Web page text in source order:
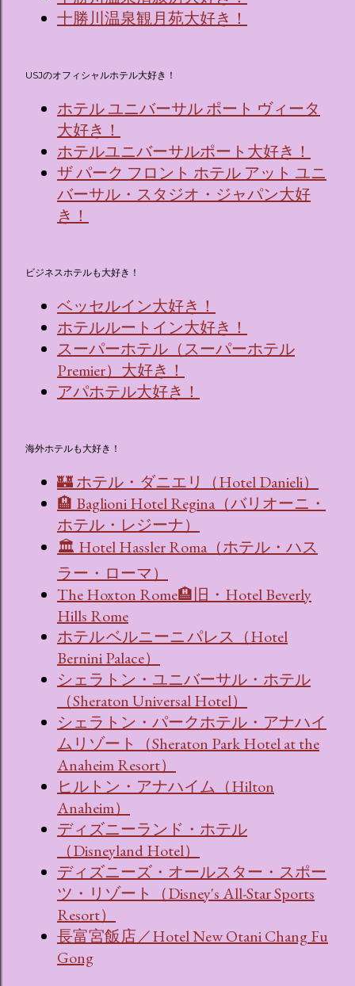
十勝川温泉観月苑大好き！
USJのオフィシャルホテル大好き！
ホテル ユニバーサル ポート ヴィータ
大好き！
ホテルユニバーサルポート大好き！
ザ パーク フロント ホテル アット ユニ
バーサル・スタジオ・ジャパン大好
き！
ビジネスホテルも大好き！
ベッセルイン大好き！
ホテルルートイン大好き！
スーパーホテル（スーパーホテル
Premier）大好き！
アパホテル大好き！
海外ホテルも大好き！
🏰 ホテル・ダニエリ（Hotel Danieli）
🏨 Baglioni Hotel Regina（バリオーニ・
ホテル・レジーナ）
🏛 Hotel Hassler Roma（ホテル・ハス
ラー・ローマ）
The Hoxton Rome🏨旧・Hotel Beverly
Hills Rome
ホテル ベルニーニ パレス（Hotel
Bernini Palace）
シェラトン・ユニバーサル・ホテル
（Sheraton Universal Hotel）
シェラトン・パークホテル・アナハイ
ムリゾート（Sheraton Park Hotel at the
Anaheim Resort）
ヒルトン・アナハイム（Hilton
Anaheim）
ディズニーランド・ホテル
（Disneyland Hotel）
ディズニーズ・オールスター・スポー
ツ・リゾート（Disney's All-Star Sports
Resort）
長富宮飯店／Hotel New Otani Chang Fu
Gong